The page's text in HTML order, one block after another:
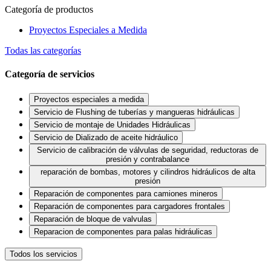
Categoría de productos
Proyectos Especiales a Medida
Todas las categorías
Categoría de servicios
Proyectos especiales a medida
Servicio de Flushing de tuberías y mangueras hidráulicas
Servicio de montaje de Unidades Hidráulicas
Servicio de Dializado de aceite hidráulico
Servicio de calibración de válvulas de seguridad, reductoras de
presión y contrabalance
reparación de bombas, motores y cilindros hidráulicos de alta
presión
Reparación de componentes para camiones mineros
Reparación de componentes para cargadores frontales
Reparación de bloque de valvulas
Reparacion de componentes para palas hidráulicas
Todos los servicios